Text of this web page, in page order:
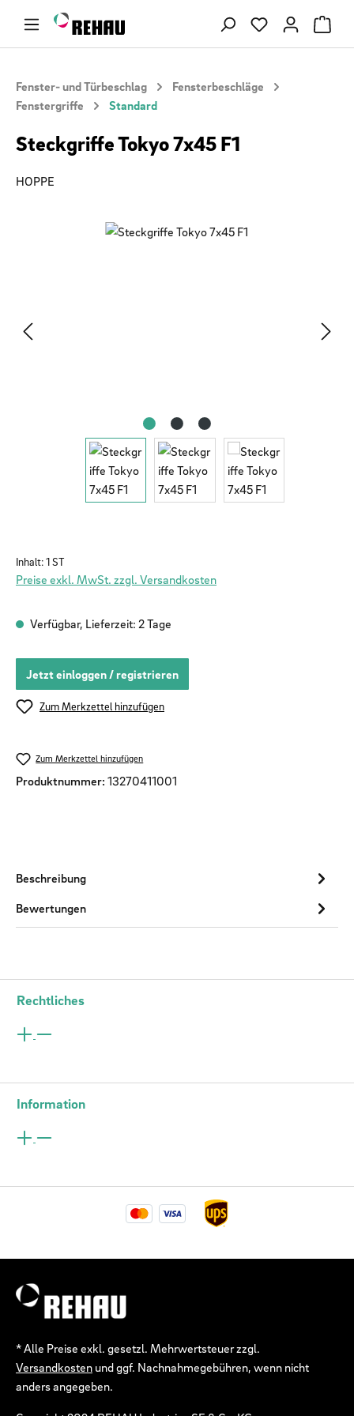
Zum Hauptinhalt springen Du hast 0
Fenster- und Türbeschlag
Fensterbeschläge
Fenstergriffe
Standard
Steckgriffe Tokyo 7x45 F1
HOPPE
Bildergalerie überspringen
Inhalt:1 ST
Preise exkl. MwSt. zzgl. Versandkosten
Verfügbar, Lieferzeit: 2 Tage
Jetzt einloggen / registrieren
Zum Merkzettel hinzufügen
Zum Merkzettel hinzufügen
Produktnummer: 13270411001
Beschreibung
Bewertungen
Rechtliches
Information
* Alle Preise exkl. gesetzl. Mehrwertsteuer zzgl.
Versandkosten und ggf. Nachnahmegebühren, wenn nicht
anders angegeben.